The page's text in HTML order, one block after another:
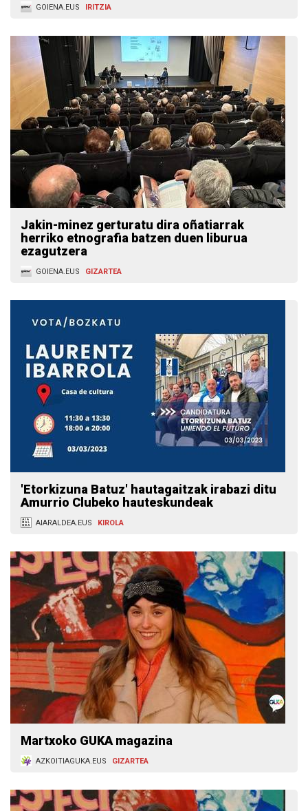
GOIENA.EUS IRITZIA
Jakin-minez gerturatu dira oñatiarrak
herriko etnografia batzen duen liburua
ezagutzera
GOIENA.EUS GIZARTEA
'Etorkizuna Batuz' hautagaitzak irabazi ditu
Amurrio Clubeko hauteskundeak
AIARALDEA.EUS KIROLA
Martxoko GUKA magazina
AZKOITIAGUKA.EUS GIZARTEA